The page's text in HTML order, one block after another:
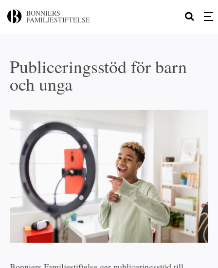
BONNIERS
FAMILJESTIFTELSE
Publiceringsstöd för barn
och unga